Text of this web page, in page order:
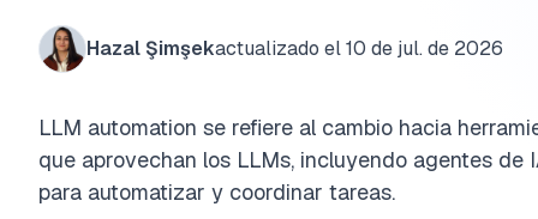
Hazal Şimşekactualizado el10 de jul. de 2026
LLM automation se refiere al cambio hacia
que aprovechan los LLMs, incluyendo agentes de
para automatizar y coordinar tareas.